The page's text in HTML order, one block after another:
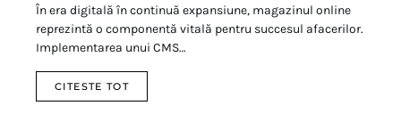
În era digitală în continuă expansiune, magazinul online
reprezintă o componentă vitală pentru succesul afacerilor.
Implementarea unui CMS…
CITESTE TOT